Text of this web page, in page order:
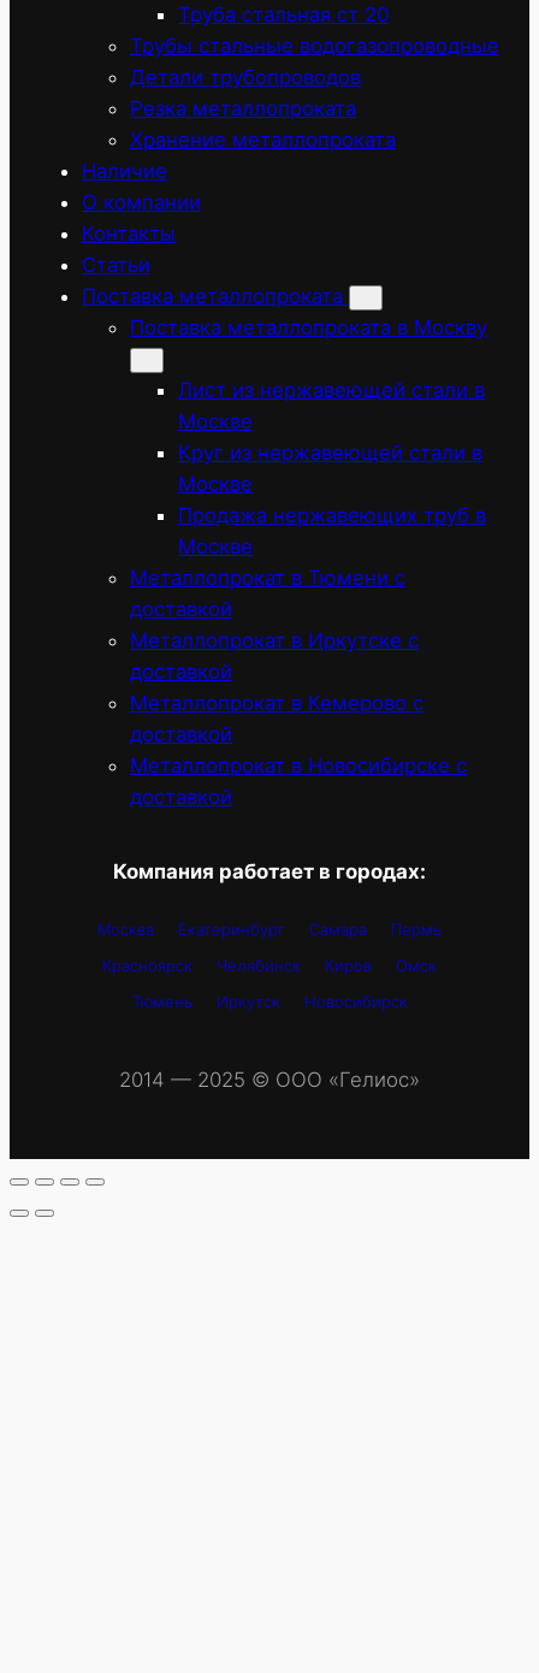
Труба стальная ст 20
Трубы стальные водогазопроводные
Детали трубопроводов
Резка металлопроката
Хранение металлопроката
Наличие
О компании
Контакты
Статьи
Поставка металлопроката
Поставка металлопроката в Москву
Лист из нержавеющей стали в
Москве
Круг из нержавеющей стали в
Москве
Продажа нержавеющих труб в
Москве
Металлопрокат в Тюмени с
доставкой
Металлопрокат в Иркутске с
доставкой
Металлопрокат в Кемерово с
доставкой
Металлопрокат в Новосибирске с
доставкой
Компания работает в городах:
Москва Екатеринбург Самара
Пермь
Красноярск
Челябинск Киров
Омск
Тюмень
Иркутск Новосибирск
2014 — 2025 © OOO «Гелиос»